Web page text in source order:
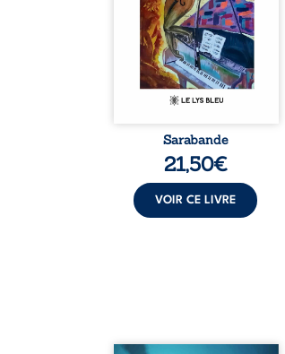
rythme. Ils forment une
sarabande, passionnée souvent,
Sarabande
21,50€
VOIR CE LIVRE